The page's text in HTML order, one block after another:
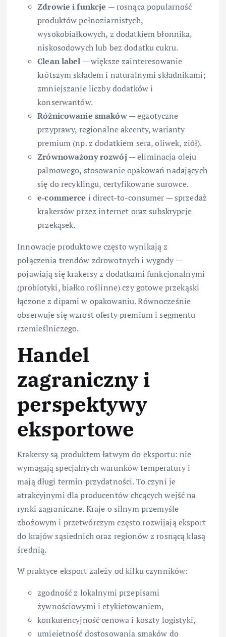
Zdrowie i funkcje — rosnąca popularność
produktów pełnoziarnistych,
wysokobiałkowych, z dodatkiem błonnika,
niskosodowych lub bez dodatku cukru.
Clean label — większe zainteresowanie
krótszym składem i naturalnymi składnikami;
zmniejszanie liczby dodatków i
konserwantów.
Różnicowanie smaków— egzotyczne
przyprawy, regionalne akcenty, warianty
premium (np. z dodatkiem sera, oliwek, ziół).
Zrównoważony rozwój — eliminacja oleju
palmowego, stosowanie opakowań nadających
się do recyklingu, certyfikowane surowce.
e‑commerce i direct-to-consumer — sprzedaż
krakersów przez internet oraz subskrypcje
przekąsek.
Innowacje produktowe często wynikają z
połączenia trendów zdrowotnych i wygody —
pojawiają się krakersy z dodatkami funkcjonalnymi
(probiotyki, białko roślinne) czy gotowe przekąski
łączone z dipami w opakowaniu. Równocześnie
obserwuje się wzrost oferty premium i segmentu
rzemieślniczego.
Handel
zagraniczny i
perspektywy
eksportowe
Krakersy są produktem łatwym do eksportu: nie
wymagają specjalnych warunków temperatury i
mają długi termin przydatności. To czyni je
atrakcyjnymi dla producentów chcących wejść na
rynki zagraniczne. Kraje o silnym przemyśle
zbożowym i przetwórczym często rozwijają eksport
do krajów sąsiednich oraz regionów z rosnącą klasą
średnią.
W praktyce eksport zależy od kilku czynników:
zgodność z lokalnymi przepisami
żywnościowymi i etykietowaniem,
konkurencyjność cenowa i koszty logistyki,
umiejętność dostosowania smaków do